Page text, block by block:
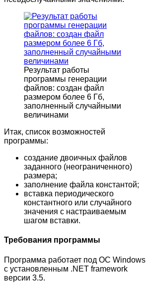
Результат работы
программы генерации
файлов: создан файл
размером более 6 Гб,
заполненный случайными
величинами
Итак, список возможностей
программы:
создание двоичных файлов
заданного (неограниченного)
размера;
заполнение файла константой;
вставка периодического
константного или случайного
значения с настраиваемым
шагом вставки.
Требования программы
Программа работает под ОС Windows
с установленным .NET framework
версии 3.5.